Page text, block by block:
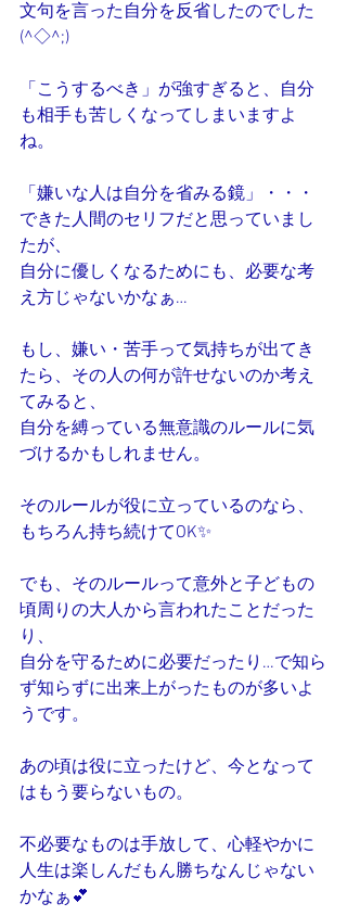
文句を言った自分を反省したのでした
(^◇^;)
「こうするべき」が強すぎると、自分
も相手も苦しくなってしまいますよ
ね。
「嫌いな人は自分を省みる鏡」・・・
できた人間のセリフだと思っていまし
たが、
自分に優しくなるためにも、必要な考
え方じゃないかなぁ…
もし、嫌い・苦手って気持ちが出てき
たら、その人の何が許せないのか考え
てみると、
自分を縛っている無意識のルールに気
づけるかもしれません。
そのルールが役に立っているのなら、
もちろん持ち続けてOK✨
でも、そのルールって意外と子どもの
頃周りの大人から言われたことだった
り、
自分を守るために必要だったり…で知ら
ず知らずに出来上がったものが多いよ
うです。
あの頃は役に立ったけど、今となって
はもう要らないもの。
不必要なものは手放して、心軽やかに
人生は楽しんだもん勝ちなんじゃない
かなぁ💕